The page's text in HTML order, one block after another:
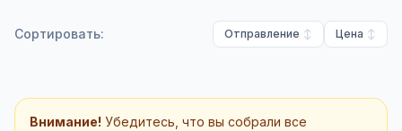
Сортировать: Отправление Цена
Внимание! Убедитесь, что вы собрали все